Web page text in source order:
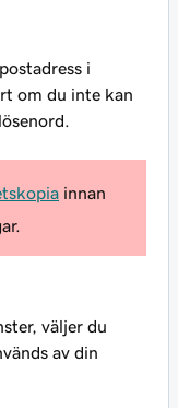
i
om du inte kan
innan
väljer du
av din